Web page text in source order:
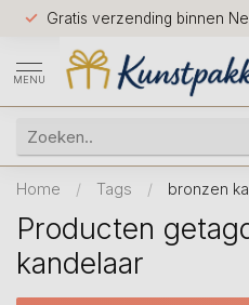
Gratis verzending binnen
MENU
Home / Tags / bronzen
Producten
kandelaar